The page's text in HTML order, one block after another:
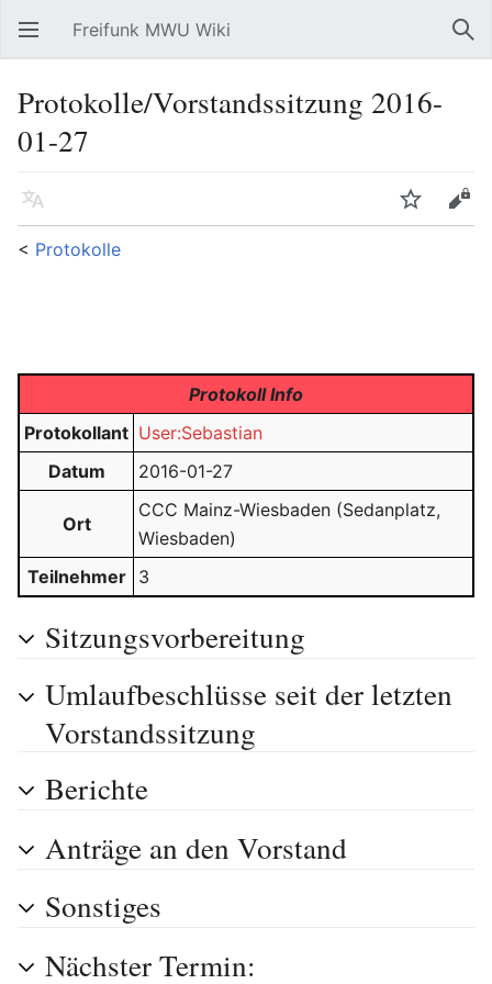
Hauptmenü öffnen Freifunk MWU Wiki
Protokolle/Vorstandssitzung 2016-
01-27
Sprache Beobachten
Bearbeiten
< Protokolle
Protokoll Info
Protokollant User:Sebastian
Datum
2016-01-27
Ort
CCC Mainz-Wiesbaden (Sedanplatz,
Wiesbaden)
Teilnehmer
3
Sitzungsvorbereitung
Umlaufbeschlüsse seit der letzten
Vorstandssitzung
Berichte
Anträge an den Vorstand
Sonstiges
Nächster Termin: